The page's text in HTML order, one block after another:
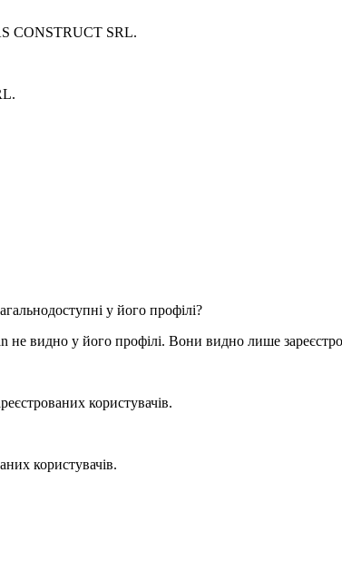
CONSTRUCT SRL.
.
у його профілі?
не видно у його профілі. Вони видно лише
користувачів.
користувачів.